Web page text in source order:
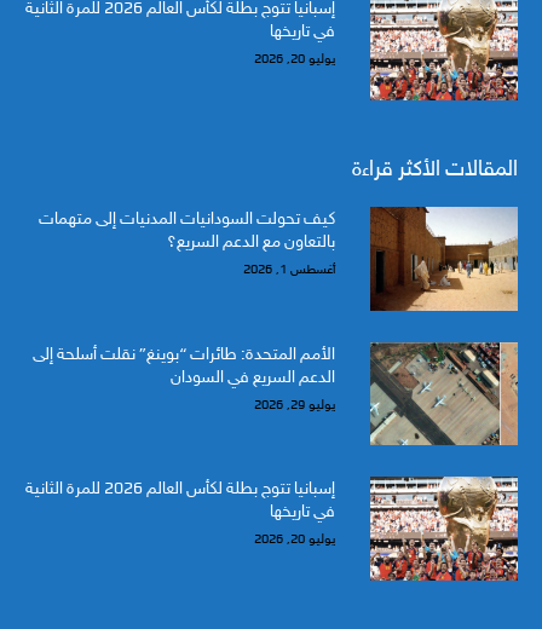
إسبانيا تتوج بطلة لكأس العالم 2026 للمرة الثانية
في تاريخها
يوليو 20, 2026
المقالات الأكثر قراءة
كيف تحولت السودانيات المدنيات إلى متهمات
بالتعاون مع الدعم السريع؟
أغسطس 1, 2026
الأمم المتحدة: طائرات “بوينغ” نقلت أسلحة إلى
الدعم السريع في السودان
يوليو 29, 2026
إسبانيا تتوج بطلة لكأس العالم 2026 للمرة الثانية
في تاريخها
يوليو 20, 2026